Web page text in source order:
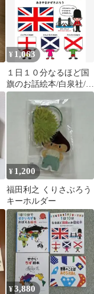
¥ 1,063
１日１０分なるほど国
旗のお話絵本/白泉社/あ
きやまかぜさぶろう
（単行本）
¥ 1,200
福田利之 くりさぶろう
キーホルダー
¥3,880